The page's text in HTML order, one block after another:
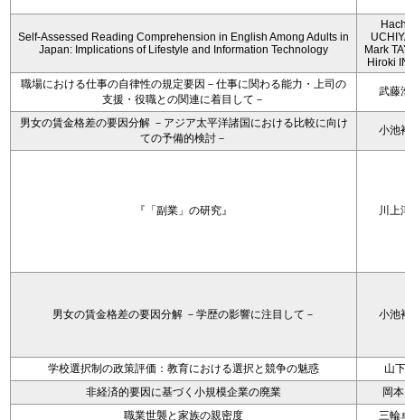
Self-Assessed Reading Comprehension in English Among Adults in
Japan: Implications of Lifestyle and Information Technology
Mark
Hiroki
職場における仕事の自律性の規定要因－仕事に関わる能力・上司の
支援・役職との関連に着目して－
武藤
男女の賃金格差の要因分解 －アジア太平洋諸国における比較に向け
ての予備的検討－
小池
『「副業」の研究』 川上
男女の賃金格差の要因分解 －学歴の影響に注目して－ 小池
学校選択制の政策評価：教育における選択と競争の魅惑
山
非経済的要因に基づく小規模企業の廃業
岡
職業世襲と家族の親密度
三輪